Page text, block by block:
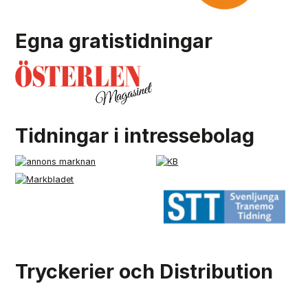
Egna gratistidningar
Tidningar i intressebolag
Tryckerier och Distribution